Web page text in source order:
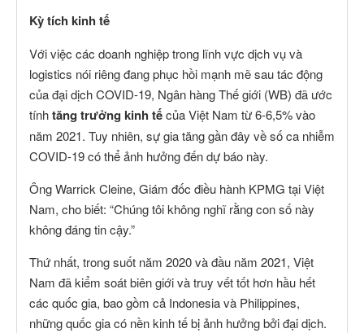
Kỳ tích kinh tế
Với việc các doanh nghiệp trong lĩnh vực dịch vụ và
logistics nói riêng đang phục hồi mạnh mẽ sau tác động
của đại dịch COVID-19, Ngân hàng Thế giới (WB) đã ước
tínhtăng trưởng kinh tếcủa Việt Nam từ 6-6,5% vào
năm 2021. Tuy nhiên, sự gia tăng gần đây về số ca nhiễm
COVID-19 có thể ảnh hưởng đến dự báo này.
Ông Warrick Cleine, Giám đốc điều hành KPMG tại Việt
Nam, cho biết: “Chúng tôi không nghĩ rằng con số này
không đáng tin cậy.”
Thứ nhất, trong suốt năm 2020 và đầu năm 2021, Việt
Nam đã kiểm soát biên giới và truy vết tốt hơn hầu hết
các quốc gia, bao gồm cả Indonesia và Philippines,
những quốc gia có nền kinh tế bị ảnh hưởng bởi đại dịch.